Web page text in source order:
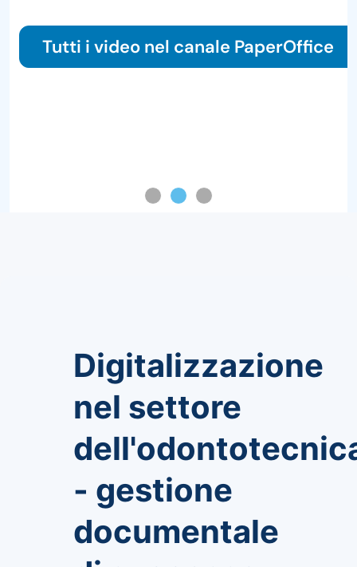
Tutti i video nel canale PaperOffice
Digitalizzazione
nel settore
- gestione
documentale